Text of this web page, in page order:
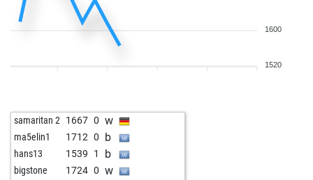
1600
1520
samaritan 2 1667 0 w
ma5elin1 1712 0 b
hans13 1539 1 b
bigstone 1724 0 w